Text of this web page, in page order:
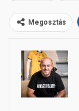
Megosztás